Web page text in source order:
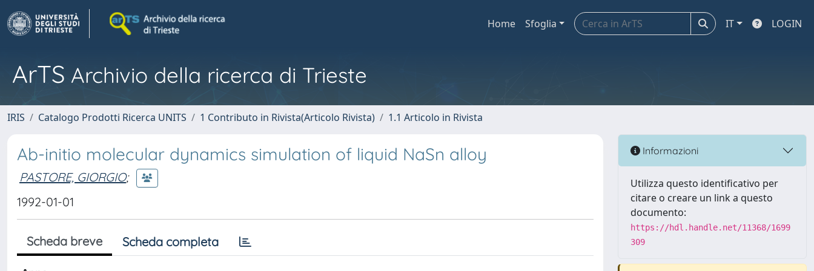
Home Sfoglia IT LOGIN
ArTS Archivio della ricerca di Trieste
IRIS Catalogo Prodotti Ricerca UNITS 1 Contributo in Rivista(Articolo Rivista) 1.1 Articolo in Rivista
Ab-initio molecular dynamics simulation of liquid NaSn alloy
PASTORE, GIORGIO;
1992-01-01
Scheda breve Scheda completa
Informazioni
Utilizza questo identificativo per
citare o creare un link a questo
documento:
https://hdl.handle.net/11368/1699
309